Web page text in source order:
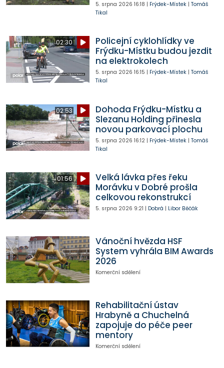
5. srpna 2026 16:18 | Frýdek-Místek| Tomáš
Tikal
02:30
Policejní cyklohlídky ve
Frýdku-Místku budou jezdit
na elektrokolech
5. srpna 2026 16:15 | Frýdek-Místek| Tomáš
Tikal
02:53
Dohoda Frýdku-Místku a
Slezanu Holding přinesla
novou parkovací plochu
5. srpna 2026 16:12| Frýdek-Místek| Tomáš
Tikal
01:56
Velká lávka přes řeku
Morávku v Dobré prošla
celkovou rekonstrukcí
5. srpna 2026 9:21 | Dobrá | Libor Běčák
Vánoční hvězda HSF
System vyhrála BIM Awards
2026
Komerční sdělení
Rehabilitační ústav
Hrabyně a Chuchelná
zapojuje do péče peer
mentory
Komerční sdělení